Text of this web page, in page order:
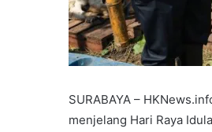
SURABAYA –
menjelang Hari Raya